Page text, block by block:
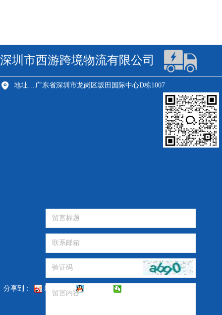
深圳市西游跨境物流有限公司
地址：深圳市龙岗区 广东省深圳市龙岗区坂田国际中心D栋1007
分享到： 新浪微博